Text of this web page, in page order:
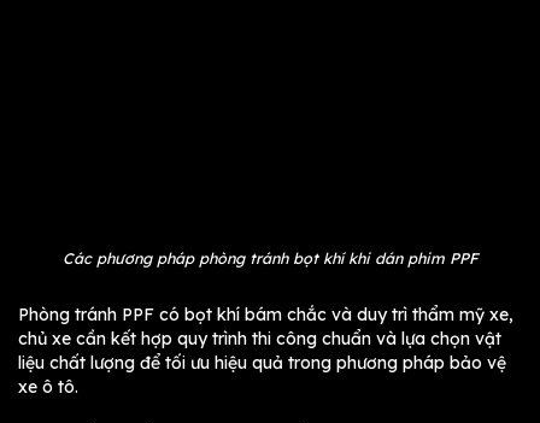
Các phương pháp phòng tránh bọt khí khi dán phim PPF
Phòng tránh PPF có bọt khí bám chắc và duy trì thẩm mỹ xe,
chủ xe cần kết hợp quy trình thi công chuẩn và lựa chọn vật
liệu chất lượng để tối ưu hiệu quả trong phương pháp bảo vệ
xe ô tô.